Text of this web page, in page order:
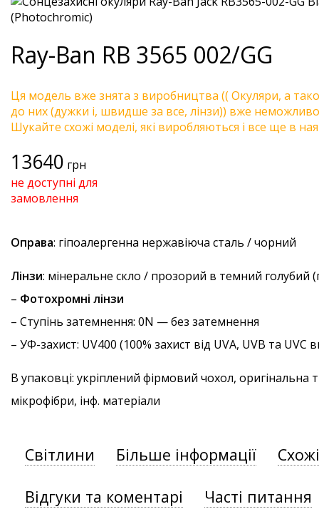
Ray-Ban RB 3565 002/GG
Ця модель вже знята з виробництва (( Окуляри, а
до них (дужки і, швидше за все, лінзи)) вже неможливо
Шукайте схожі моделі, які виробляються і все ще в
13640 грн
не доступні для
замовлення
Оправа: гіпоалергенна нержавіюча сталь / чорний
Лінзи: мінеральне скло / прозорий в темний голубий
– Фотохромні лінзи
– Ступінь затемнення: 0N — без затемнення
– УФ-захист: UV400 (100% захист від UVA, UVB та
В упаковці: укріплений фірмовий чохол, оригінальна
мікрофібри, інф. матеріали
Світлини Більше інформації
Відгуки та коментарі Часті питання